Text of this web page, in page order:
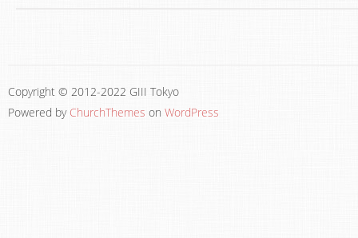
Copyright © 2012-2022 GIII Tokyo
Powered by ChurchThemes on WordPress